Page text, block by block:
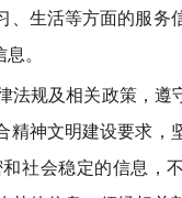
生活等方面的服务
。
法规及相关政策，遵
精神文明建设要求，
社会稳定的信息，